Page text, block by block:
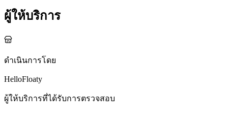
ผู้ให้บริการ
ดำเนินการโดย
HelloFloaty
ผู้ให้บริการที่ได้รับการตรวจสอบ